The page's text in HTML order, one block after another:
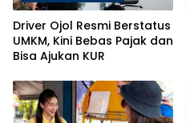
Driver Ojol Resmi Berstatus
UMKM, Kini Bebas Pajak dan
Bisa Ajukan KUR